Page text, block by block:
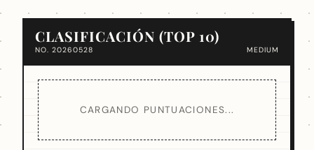
CLASIFICACIÓN (TOP 10)
NO. 20260528 MEDIUM
CARGANDO PUNTUACIONES...